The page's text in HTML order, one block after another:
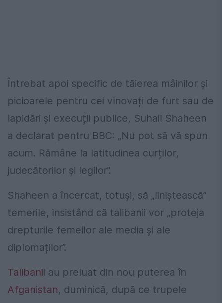
Întrebat apoi specific de tăierea mâinilor și
picioarele pentru cei vinovați de furt sau de
lapidări și execuții publice, Suhail Shaheen
a declarat pentru BBC: „Nu pot să vă spun
acum. Rămâne la latitudinea curților,
judecătorilor și legilor”.
Shaheen a încercat, totuși, să „liniștească”
temerile, insistând că talibanii vor „proteja
drepturile femeilor ale media și ale
diplomaților”.
Talibanii au preluat din nou puterea în
Afganistan, duminică, după ce trupele